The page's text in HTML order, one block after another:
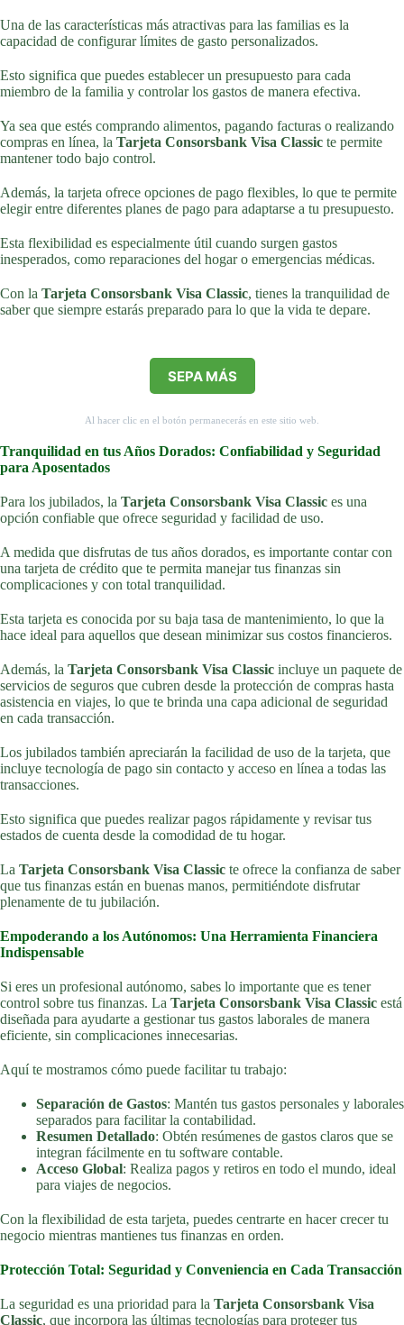
Una de las características más atractivas para las familias es la
capacidad de configurar límites de gasto personalizados.
Esto significa que puedes establecer un presupuesto para cada
miembro de la familia y controlar los gastos de manera efectiva.
Ya sea que estés comprando alimentos, pagando facturas o realizando
compras en línea, la Tarjeta Consorsbank Visa Classic te permite
mantener todo bajo control.
Además, la tarjeta ofrece opciones de pago flexibles, lo que te permite
elegir entre diferentes planes de pago para adaptarse a tu presupuesto.
Esta flexibilidad es especialmente útil cuando surgen gastos
inesperados, como reparaciones del hogar o emergencias médicas.
Con la Tarjeta Consorsbank Visa Classic, tienes la tranquilidad de
saber que siempre estarás preparado para lo que la vida te depare.
SEPA MÁS
Al hacer clic en el botón permanecerás en este sitio web.
Tranquilidad en tus Años Dorados: Confiabilidad y Seguridad
para Aposentados
Para los jubilados, la Tarjeta Consorsbank Visa Classic es una
opción confiable que ofrece seguridad y facilidad de uso.
A medida que disfrutas de tus años dorados, es importante contar con
una tarjeta de crédito que te permita manejar tus finanzas sin
complicaciones y con total tranquilidad.
Esta tarjeta es conocida por su baja tasa de mantenimiento, lo que la
hace ideal para aquellos que desean minimizar sus costos financieros.
Además, la Tarjeta Consorsbank Visa Classic incluye un paquete de
servicios de seguros que cubren desde la protección de compras hasta
asistencia en viajes, lo que te brinda una capa adicional de seguridad
en cada transacción.
Los jubilados también apreciarán la facilidad de uso de la tarjeta, que
incluye tecnología de pago sin contacto y acceso en línea a todas las
transacciones.
Esto significa que puedes realizar pagos rápidamente y revisar tus
estados de cuenta desde la comodidad de tu hogar.
La Tarjeta Consorsbank Visa Classic te ofrece la confianza de saber
que tus finanzas están en buenas manos, permitiéndote disfrutar
plenamente de tu jubilación.
Empoderando a los Autónomos: Una Herramienta Financiera
Indispensable
Si eres un profesional autónomo, sabes lo importante que es tener
control sobre tus finanzas. La Tarjeta Consorsbank Visa Classic está
diseñada para ayudarte a gestionar tus gastos laborales de manera
eficiente, sin complicaciones innecesarias.
Aquí te mostramos cómo puede facilitar tu trabajo:
Separación de Gastos: Mantén tus gastos personales y laborales
separados para facilitar la contabilidad.
Resumen Detallado: Obtén resúmenes de gastos claros que se
integran fácilmente en tu software contable.
Acceso Global: Realiza pagos y retiros en todo el mundo, ideal
para viajes de negocios.
Con la flexibilidad de esta tarjeta, puedes centrarte en hacer crecer tu
negocio mientras mantienes tus finanzas en orden.
Protección Total: Seguridad y Conveniencia en Cada Transacción
La seguridad es una prioridad para la Tarjeta Consorsbank Visa
Classic, que incorpora las últimas tecnologías para proteger tus